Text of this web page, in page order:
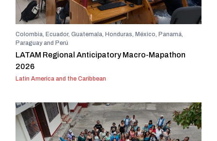
Colombia, Ecuador, Guatemala, Honduras, México, Panamá,
Paraguay and Perú
LATAM Regional Anticipatory Macro-Mapathon
2026
Latin America and the Caribbean